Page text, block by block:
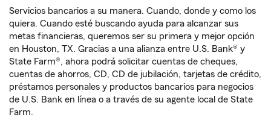
Servicios bancarios a su manera. Cuando, donde y como los
quiera. Cuando esté buscando ayuda para alcanzar sus
metas financieras, queremos ser su primera y mejor opción
en Houston, TX. Gracias a una alianza entre U.S. Bank® y
State Farm®, ahora podrá solicitar cuentas de cheques,
cuentas de ahorros, CD, CD de jubilación, tarjetas de crédito,
préstamos personales y productos bancarios para negocios
de U.S. Bank en línea o a través de su agente local de State
Farm.